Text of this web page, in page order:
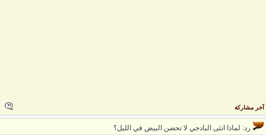
آخر مشاركة
رد: لماذا انثى البادجي لا تحضن البيض في الليل؟